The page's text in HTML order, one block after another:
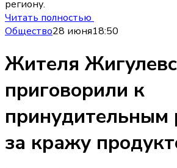
региону.
Читать полностью
Общество28 июня18:50
Жителя
приговорили к
принудительным
за кражу